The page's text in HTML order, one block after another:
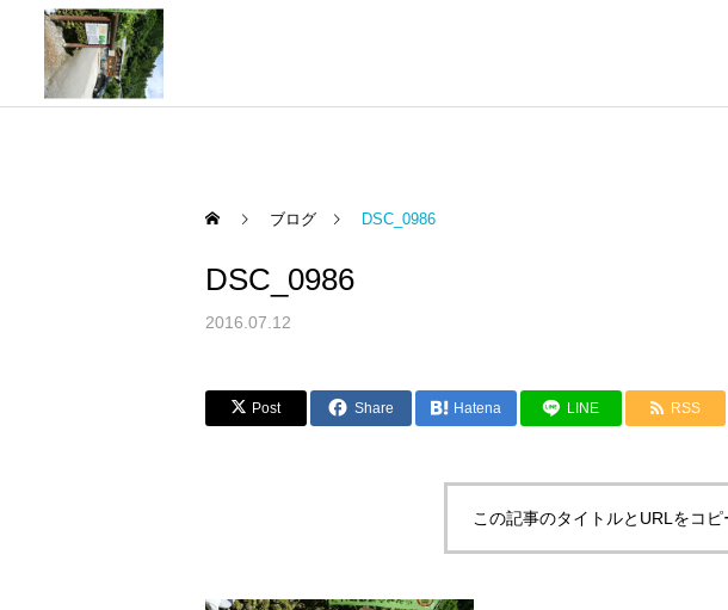
ブログ DSC_0986
DSC_0986
2016.07.12
Post Share Hatena LINE RSS
この記事のタイトルとURLをコピ